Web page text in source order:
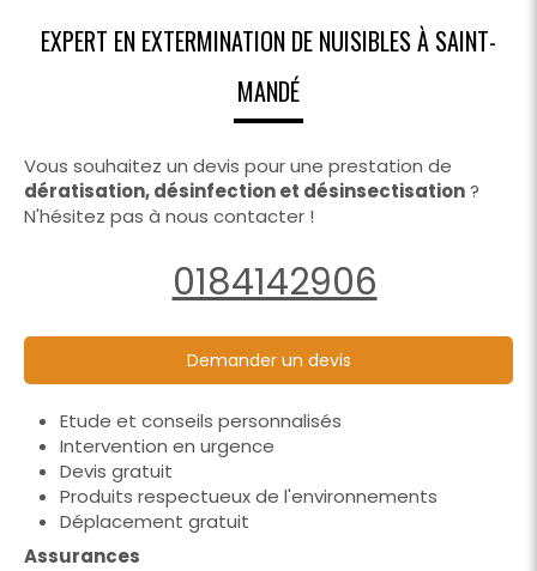
EXPERT EN EXTERMINATION DE NUISIBLES À SAINT-
MANDÉ
Vous souhaitez un devis pour une prestation de
dératisation, désinfection et désinsectisation?
N'hésitez pas à nous contacter !
0184142906
Demander un devis
Etude et conseils personnalisés
Intervention en urgence
Devis gratuit
Produits respectueux de l'environnements
Déplacement gratuit
Assurances